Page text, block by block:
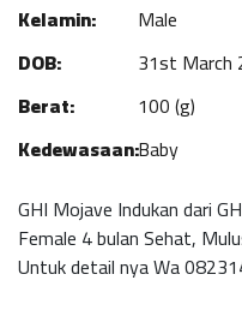
Kelamin:
Male
DOB:
31st March
Berat:
100 (g)
Kedewasaan:Baby
GHI Mojave Indukan dari
Female 4 bulan Sehat,
Untuk detail nya Wa